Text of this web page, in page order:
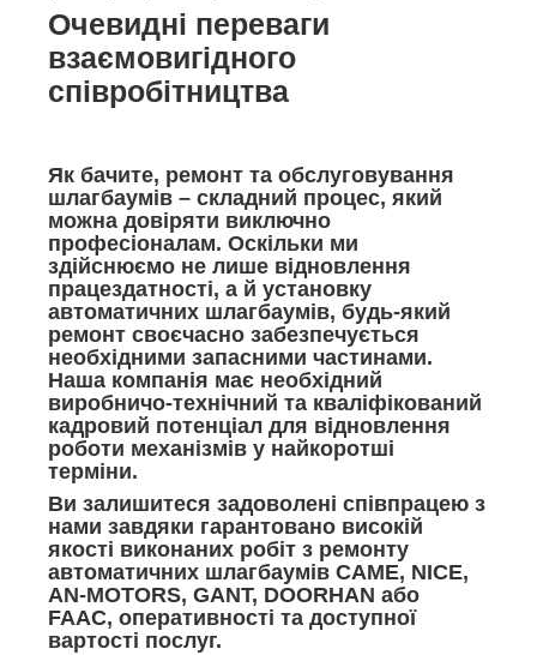
Очевидні переваги
взаємовигідного
співробітництва
Як бачите, ремонт та обслуговування
шлагбаумів – складний процес, який
можна довіряти виключно
професіоналам. Оскільки ми
здійснюємо не лише відновлення
працездатності, а й установку
автоматичних шлагбаумів, будь-який
ремонт своєчасно забезпечується
необхідними запасними частинами.
Наша компанія має необхідний
виробничо-технічний та кваліфікований
кадровий потенціал для відновлення
роботи механізмів у найкоротші
терміни.
Ви залишитеся задоволені співпрацею з
нами завдяки гарантовано високій
якості виконаних робіт з ремонту
автоматичних шлагбаумів CAME, NICE,
AN-MOTORS, GANT, DOORHAN або
FAAC, оперативності та доступної
вартості послуг.